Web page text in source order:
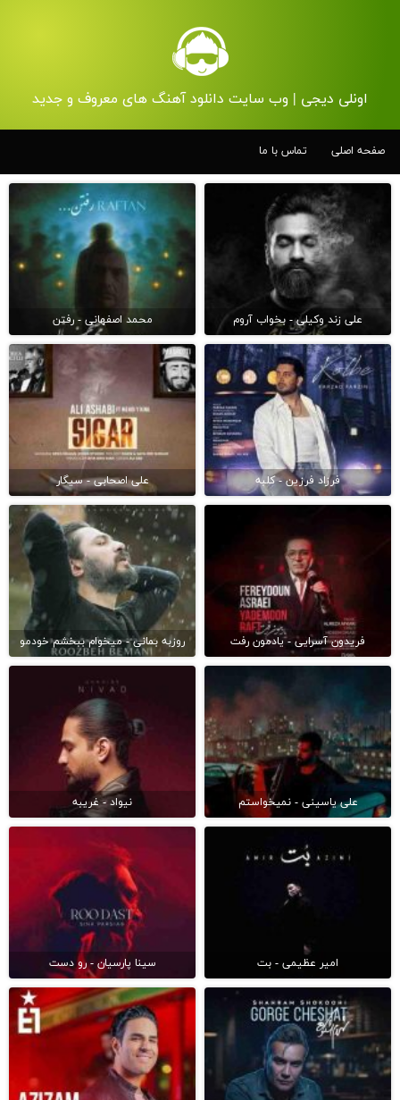
اونلی دیجی | وب سایت دانلود آهنگ های معروف و جدید
صفحه اصلی تماس با ما
علی زند وکیلی - بخواب آروم محمد اصفهانی - رفتن
فرزاد فرزین - کلبه علی اصحابی - سیگار
فریدون آسرایی - یادمون رفت روزبه بمانی - میخوام ببخشم خودمو
علی یاسینی - نمیخواستم نیواد - غریبه
امیر عظیمی - بت سینا پارسیان - رو دست